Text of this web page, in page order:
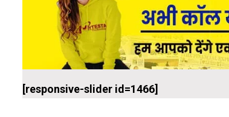
[responsive-slider id=1466]